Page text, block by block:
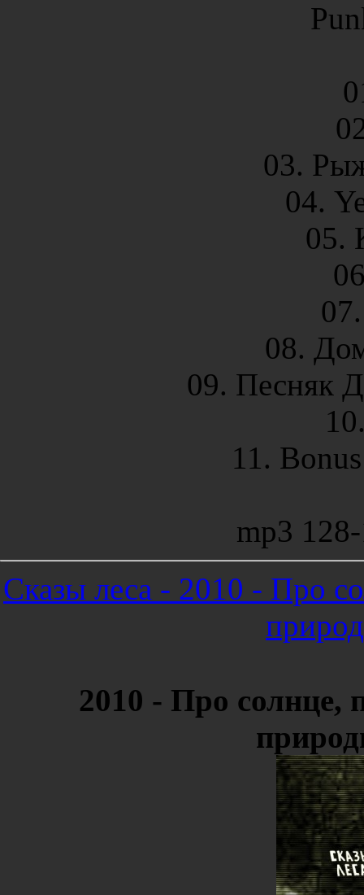
03.
04.
05.
08.
09. Песняк
11.
mp3
Сказы леса - 2010 - Про
2010 - Про солнце,